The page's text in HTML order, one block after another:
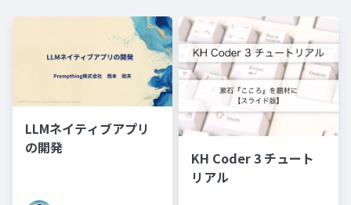
LLMネイティブアプリ
の開発
KH Coder 3 チュート
リアル